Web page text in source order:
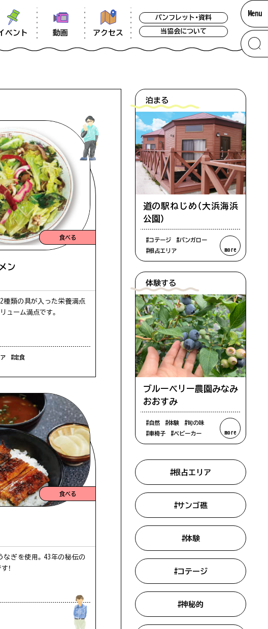
#展望
#海鮮
#歴史
#辺田エリア
ファミリー向け
#佐多エリア
#幕末
#辺塚エリア
#ウミガメ
ベント 動画 アクセス
パンフレット・資料
当協会について
Menu
した上で掲載をしています。できる限り最新の情報
てご参考いただければ幸いです。なお、閑散期には
食べる
ン
種類の具が入った栄養満点
ューム満点です。
#定食
食べる
なぎを使用。43年の秘伝の
！
泊まる
道の駅ねじめ（大浜海浜
公園）
#コテージ
#バンガロー
#根占エリア
more
体験する
ブルーベリー農園みなみ
おおすみ
#自然 #体験
#旬の味
#車椅子
#ベビーカー more
#根占エリア
#サンゴ礁
#体験
#コテージ
#神秘的